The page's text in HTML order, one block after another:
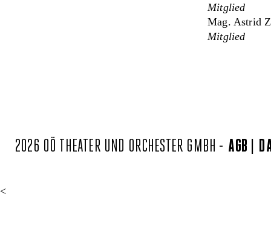
Mitglied
Mag. Astrid
Mitglied
2026 OÖ THEATER UND ORCHESTER GMBH - AGB
<